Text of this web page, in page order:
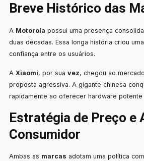
Breve Histórico das
A Motorola possui uma presença
duas décadas. Essa longa história criou
confiança entre os usuários.
A Xiaomi, por sua vez, chegou ao
proposta agressiva. A gigante chinesa
rapidamente ao oferecer hardware
Estratégia de Preço e
Consumidor
Ambas as marcas adotam uma política